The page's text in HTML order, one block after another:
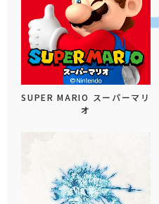
SUPER MARIO スーパーマリ
オ